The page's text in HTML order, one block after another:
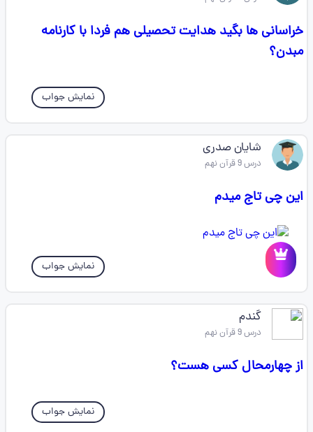
خراسانی ها بگید هدایت تحصیلی هم فردا با کارنامه
مبدن؟
نمایش جواب
شایان صدری
درس 9 قرآن نهم
این چی تاج میدم
نمایش جواب
گندم
درس 9 قرآن نهم
از چهارمحال کسی هست؟
نمایش جواب